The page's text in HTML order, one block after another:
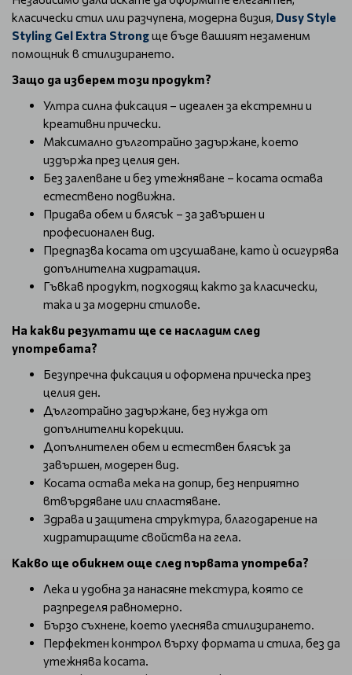
класически стил или разчупена, модерна визия, Dusy Style
Styling Gel Extra Strongще бъде вашият незаменим
помощник в стилизирането.
Защо да изберем този продукт?
Ултра силна фиксация – идеален за екстремни и
креативни прически.
Максимално дълготрайно задържане, което
издържа през целия ден.
Без залепване и без утежняване – косата остава
естествено подвижна.
Придава обем и блясък – за завършен и
професионален вид.
Предпазва косата от изсушаване, като ѝ осигурява
допълнителна хидратация.
Гъвкав продукт, подходящ както за класически,
така и за модерни стилове.
На какви резултати ще се насладим след
употребата?
Безупречна фиксация и оформена прическа през
целия ден.
Дълготрайно задържане, без нужда от
допълнителни корекции.
Допълнителен обем и естествен блясък за
завършен, модерен вид.
Косата остава мека на допир, без неприятно
втвърдяване или спластяване.
Здрава и защитена структура, благодарение на
хидратиращите свойства на гела.
Какво ще обикнем още след първата употреба?
Лека и удобна за нанасяне текстура, която се
разпределя равномерно.
Бързо съхнене, което улеснява стилизирането.
Перфектен контрол върху формата и стила, без да
утежнява косата.